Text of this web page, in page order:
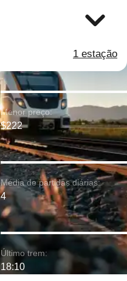
1 estação
Menor preço:
$222
Média de partidas diárias:
4
Último trem:
18:10